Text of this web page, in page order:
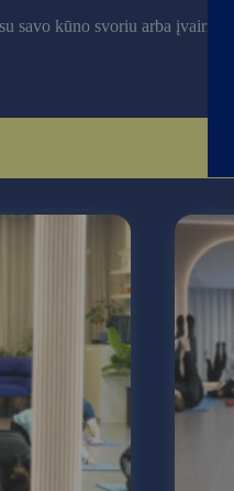
savo kūno svoriu arba